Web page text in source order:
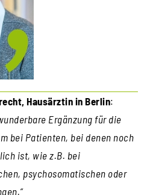
Hausärztin in Berlin:
Ergänzung für die
bei Patienten, bei denen noch
ist, wie z.B. bei
psychosomatischen oder